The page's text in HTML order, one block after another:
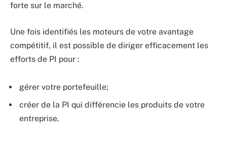
forte sur le marché.
Une fois identifiés les moteurs de votre avantage
compétitif, il est possible de diriger efficacement les
efforts de PI pour :
gérer votre portefeuille;
créer de la PI qui différencie les produits de votre
entreprise.